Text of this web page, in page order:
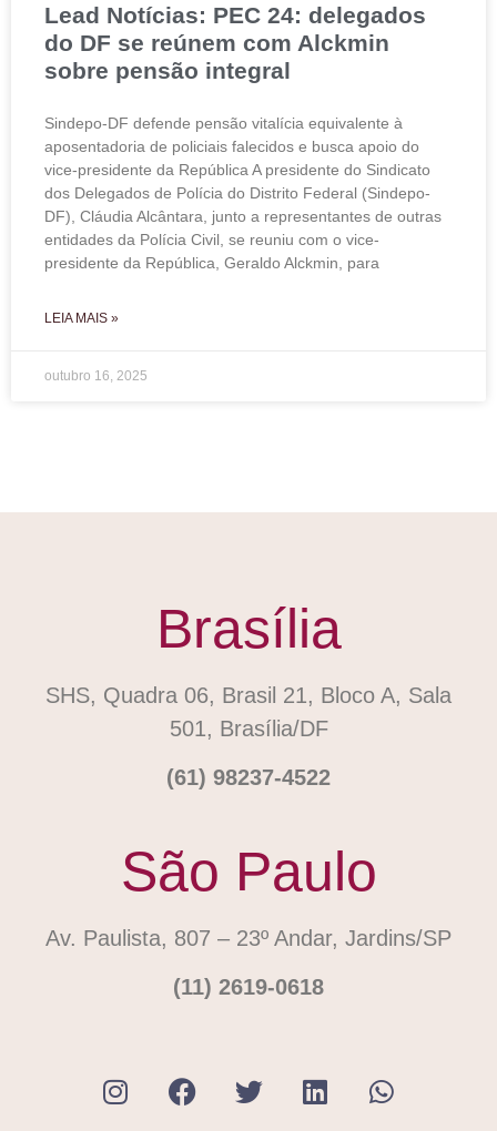
Lead Notícias: PEC 24: delegados
do DF se reúnem com Alckmin
sobre pensão integral
Sindepo-DF defende pensão vitalícia equivalente à
aposentadoria de policiais falecidos e busca apoio do
vice-presidente da República A presidente do Sindicato
dos Delegados de Polícia do Distrito Federal (Sindepo-
DF), Cláudia Alcântara, junto a representantes de outras
entidades da Polícia Civil, se reuniu com o vice-
presidente da República, Geraldo Alckmin, para
LEIA MAIS »
outubro 16, 2025
Brasília
SHS, Quadra 06, Brasil 21, Bloco A, Sala
501, Brasília/DF
(61) 98237-4522
São Paulo
Av. Paulista, 807 – 23º Andar, Jardins/SP
(11) 2619-0618